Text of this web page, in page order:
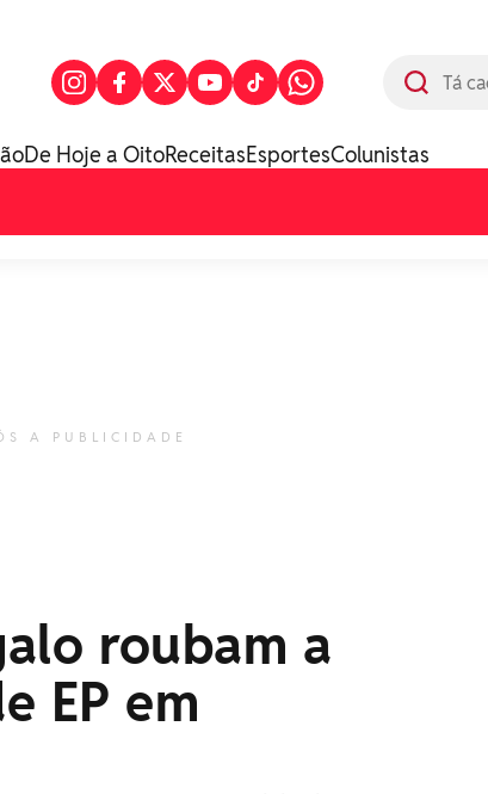
De Hoje a OitoReceitasEsportesColunistas
A PUBLICIDADE
roubam a
EP em